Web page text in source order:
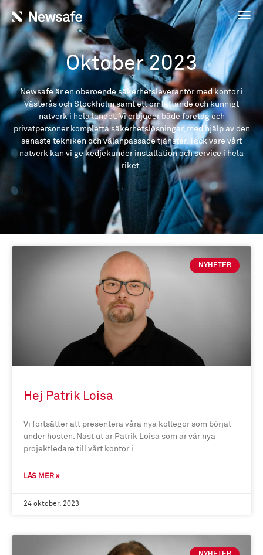
Oktober 2023
Newsafe är en oberoende säkerhetsleverantör med kontor i
Västerås och Stockholm samt ett omfattande och kunnigt
nätverk i hela landet. Vi erbjuder både företag och
privatpersoner kompletta säkerhetslösningar, med hjälp av den
senaste tekniken och välanpassade tjänster. Tack vare vårt
nätverk kan vi ge kedjekunder installation och service i hela
riket.
NYHETER
Hej Patrik Loisa
Vi fortsätter att presentera våra nya kollegor som börjat
under hösten. Näst ut är Patrik Loisa som är vår nya
projektledare till vårt kontor i
LÄS MER »
24 oktober, 2023